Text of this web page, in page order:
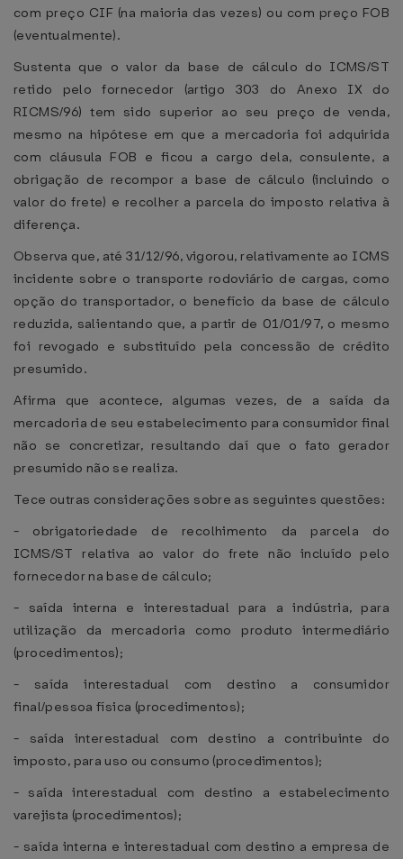
com preço CIF (na maioria das vezes) ou com preço FOB
(eventualmente).
Sustenta que o valor da base de cálculo do ICMS/ST
retido pelo fornecedor (artigo 303 do Anexo IX do
RICMS/96) tem sido superior ao seu preço de venda,
mesmo na hipótese em que a mercadoria foi adquirida
com cláusula FOB e ficou a cargo dela, consulente, a
obrigação de recompor a base de cálculo (incluindo o
valor do frete) e recolher a parcela do imposto relativa à
diferença.
Observa que, até 31/12/96, vigorou, relativamente ao ICMS
incidente sobre o transporte rodoviário de cargas, como
opção do transportador, o benefício da base de cálculo
reduzida, salientando que, a partir de 01/01/97, o mesmo
foi revogado e substituído pela concessão de crédito
presumido.
Afirma que acontece, algumas vezes, de a saída da
mercadoria de seu estabelecimento para consumidor final
não se concretizar, resultando daí que o fato gerador
presumido não se realiza.
Tece outras considerações sobre as seguintes questões:
- obrigatoriedade de recolhimento da parcela do
ICMS/ST relativa ao valor do frete não incluído pelo
fornecedor na base de cálculo;
- saída interna e interestadual para a indústria, para
utilização da mercadoria como produto intermediário
(procedimentos);
- saída interestadual com destino a consumidor
final/pessoa física (procedimentos);
- saída interestadual com destino a contribuinte do
imposto, para uso ou consumo (procedimentos);
- saída interestadual com destino a estabelecimento
varejista (procedimentos);
- saída interna e interestadual com destino a empresa de